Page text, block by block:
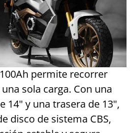
permite recorrer
sola carga. Con una
14" y una trasera de 13",
disco de sistema CBS,